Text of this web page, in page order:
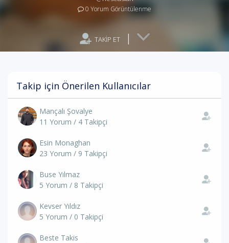
0 Yorum Görüntülenme
TAKİP ET |
Takip için Önerilen Kullanıcılar
Mançalı Şovalye
11 Yorum / 4 Takipçi
Esin Monaghan
23 Yorum / 9 Takipçi
Buse Yılmaz
5 Yorum / 8 Takipçi
Kevser Yıldız
5 Yorum / 0 Takipçi
Beste Takis